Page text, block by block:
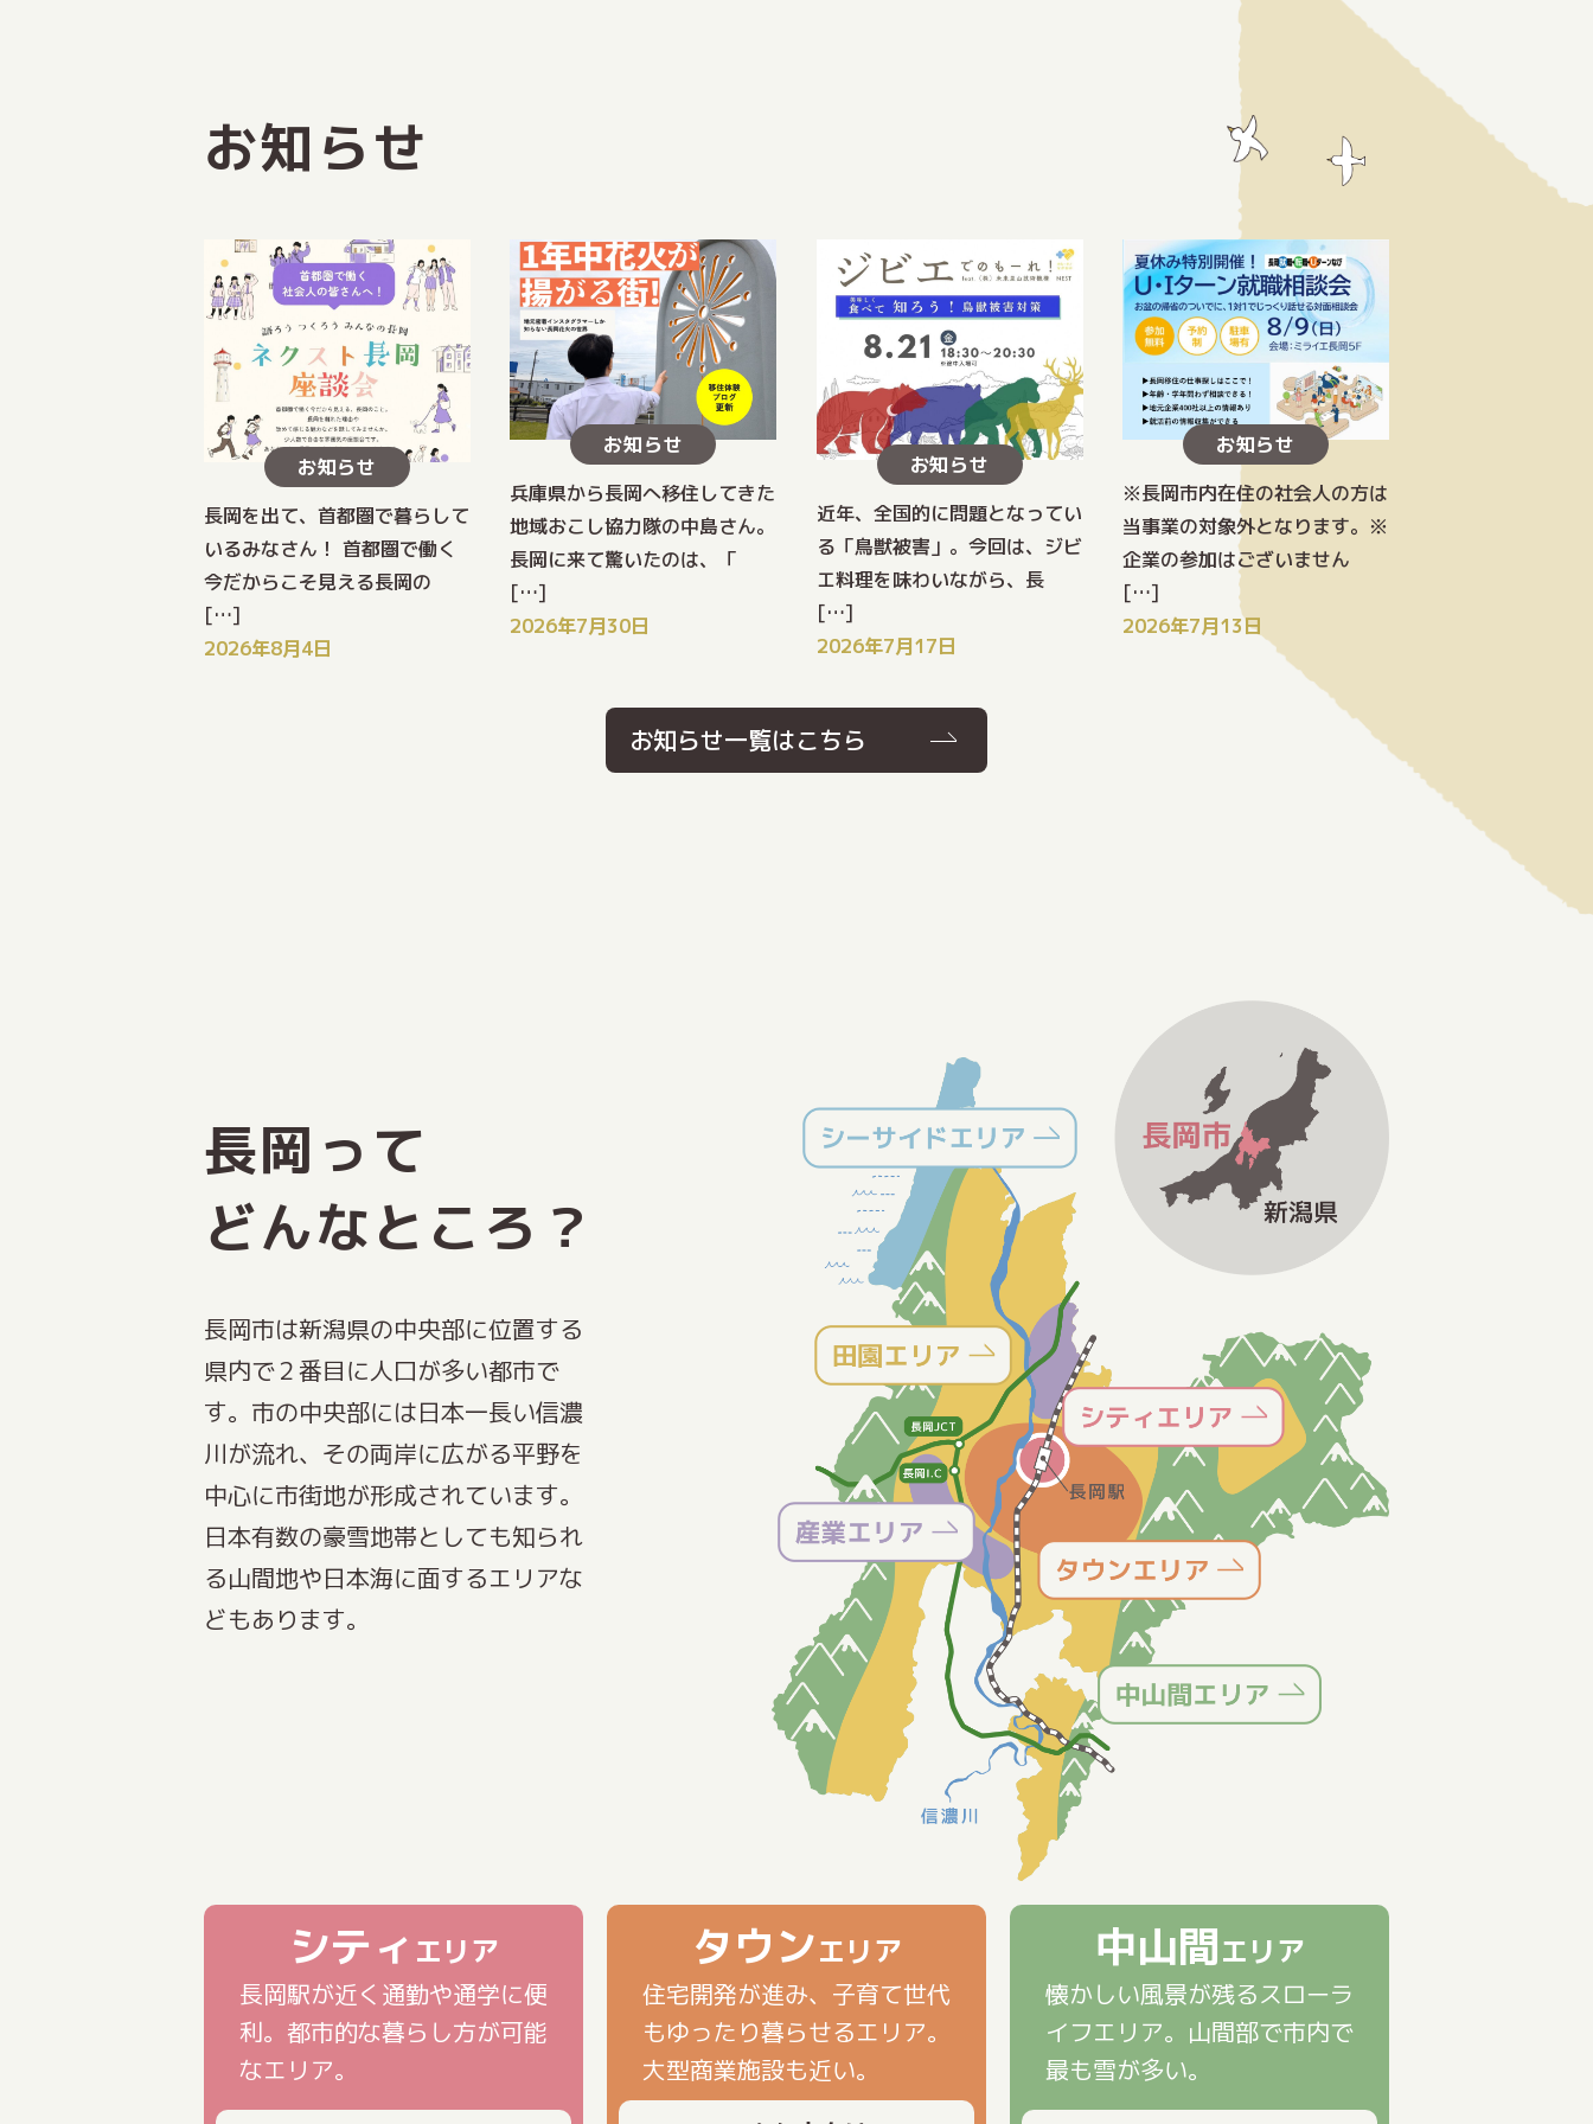
お知らせ
お知らせ
長岡を出て、首都圏で暮らして
いるみなさん！ 首都圏で働く
今だからこそ見える長岡の
[…]
2026年8月4日
お知らせ
兵庫県から長岡へ移住してきた
地域おこし協力隊の中島さん。
長岡に来て驚いたのは、「
[…]
2026年7月30日
お知らせ
近年、全国的に問題となってい
る「鳥獣被害」。今回は、ジビ
エ料理を味わいながら、長
[…]
2026年7月17日
お知らせ
※長岡市内在住の社会人の方は
当事業の対象外となります。※
企業の参加はございません
[…]
2026年7月13日
お知らせ一覧はこちら
長岡って
どんなところ？
長岡市は新潟県の中央部に位置する
県内で２番目に人口が多い都市で
す。市の中央部には日本一長い信濃
川が流れ、その両岸に広がる平野を
中心に市街地が形成されています。
日本有数の豪雪地帯としても知られ
る山間地や日本海に面するエリアな
どもあります。
シティ エリア
長岡駅が近く通勤や通学に便
利。都市的な暮らし方が可能
なエリア。
タウンエリア
住宅開発が進み、子育て世代
もゆったり暮らせるエリア。
大型商業施設も近い。
中山間エリア
懐かしい風景が残るスローラ
イフエリア。山間部で市内で
最も雪が多い。